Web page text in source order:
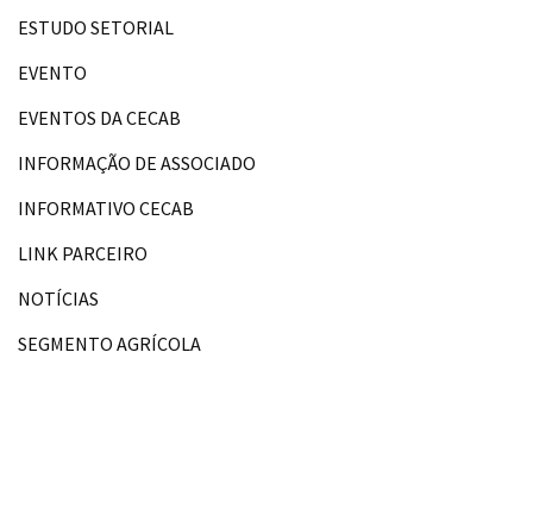
ESTUDO SETORIAL
EVENTO
EVENTOS DA CECAB
INFORMAÇÃO DE ASSOCIADO
INFORMATIVO CECAB
LINK PARCEIRO
NOTÍCIAS
SEGMENTO AGRÍCOLA